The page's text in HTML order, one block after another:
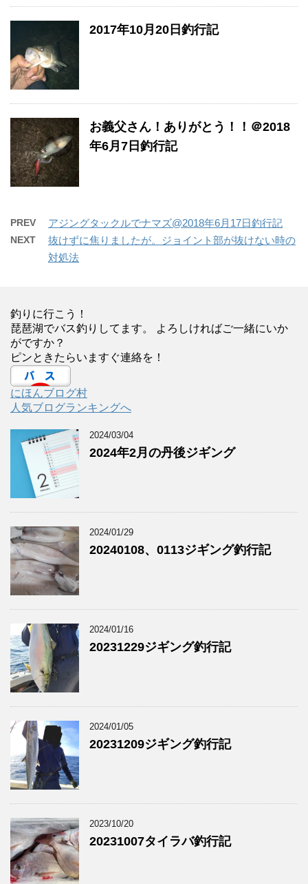
2017年10月20日釣行記
お義父さん！ありがとう！！＠2018
年6月7日釣行記
PREV アジングタックルでナマズ@2018年6月17日釣行記
NEXT
抜けずに焦りましたが。ジョイント部が抜けない時の
対処法
釣りに行こう！
琵琶湖でバス釣りしてます。 よろしければご一緒にいか
がですか？
ピンときたらいますぐ連絡を！
にほんブログ村
人気ブログランキングへ
2024/03/04
2024年2月の丹後ジギング
2024/01/29
20240108、0113ジギング釣行記
2024/01/16
20231229ジギング釣行記
2024/01/05
20231209ジギング釣行記
2023/10/20
20231007タイラバ釣行記